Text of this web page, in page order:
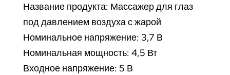
Название продукта: Массажер для глаз
под давлением воздуха с жарой
Номинальное напряжение: 3,7 В
Номинальная мощность: 4,5 Вт
Входное напряжение: 5 В